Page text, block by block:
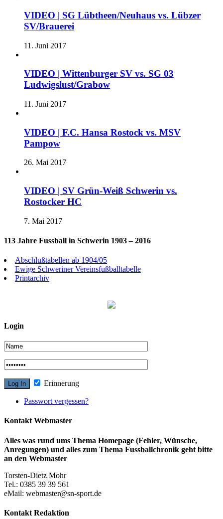
VIDEO | SG Lübtheen/Neuhaus vs. Lübzer
SV/Brauerei
11. Juni 2017
VIDEO | Wittenburger SV vs. SG 03
Ludwigslust/Grabow
11. Juni 2017
VIDEO | F.C. Hansa Rostock vs. MSV
Pampow
26. Mai 2017
VIDEO | SV Grün-Weiß Schwerin vs.
Rostocker HC
7. Mai 2017
113 Jahre Fussball in Schwerin 1903 – 2016
Abschlußtabellen ab 1904/05
Ewige Schweriner Vereinsfußballtabelle
Printarchiv
Login
Erinnerung
Passwort vergessen?
Kontakt Webmaster
Alles was rund ums Thema Homepage (Fehler, Wünsche,
Anregungen) und alles zum Thema Fussballchronik geht bitte
an den Webmaster
Torsten-Dietz Mohr
Tel.: 0385 39 39 561
eMail: webmaster@sn-sport.de
Kontakt Redaktion